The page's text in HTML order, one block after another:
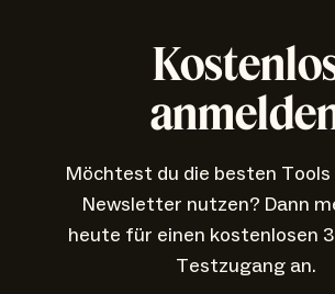
Möchtest du die besten
Newsletter nutzen? Dann
heute für einen kostenlosen
Testzugang an.